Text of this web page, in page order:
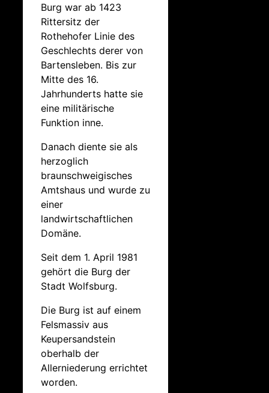
Burg war ab 1423
Rittersitz der
Rothehofer Linie des
Geschlechts derer von
Bartensleben. Bis zur
Mitte des 16.
Jahrhunderts hatte sie
eine militärische
Funktion inne.
Danach diente sie als
herzoglich
braunschweigisches
Amtshaus und wurde zu
einer
landwirtschaftlichen
Domäne.
Seit dem 1. April 1981
gehört die Burg der
Stadt Wolfsburg.
Die Burg ist auf einem
Felsmassiv aus
Keupersandstein
oberhalb der
Allerniederung errichtet
worden.